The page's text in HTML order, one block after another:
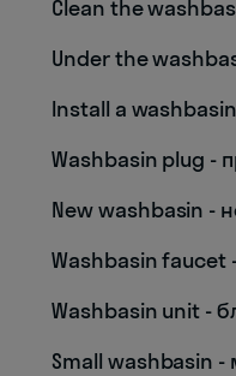
Clean the
Under the
Install a
Washbasin plug -
New washbasin -
Washbasin faucet
Washbasin unit -
Small washbasin